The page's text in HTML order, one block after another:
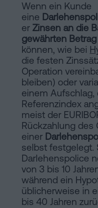
Wenn ein Kunde
eine
er Zinsen an die
gewährten
können, wie bei
die festen
Operation
bleiben) oder
einem Aufschlag,
Referenzindex
meist der
Rückzahlung des
einer
selbst festgelegt.
Darlehenspolice
von 3 bis 10
während ein
üblicherweise in
bis 40 Jahren